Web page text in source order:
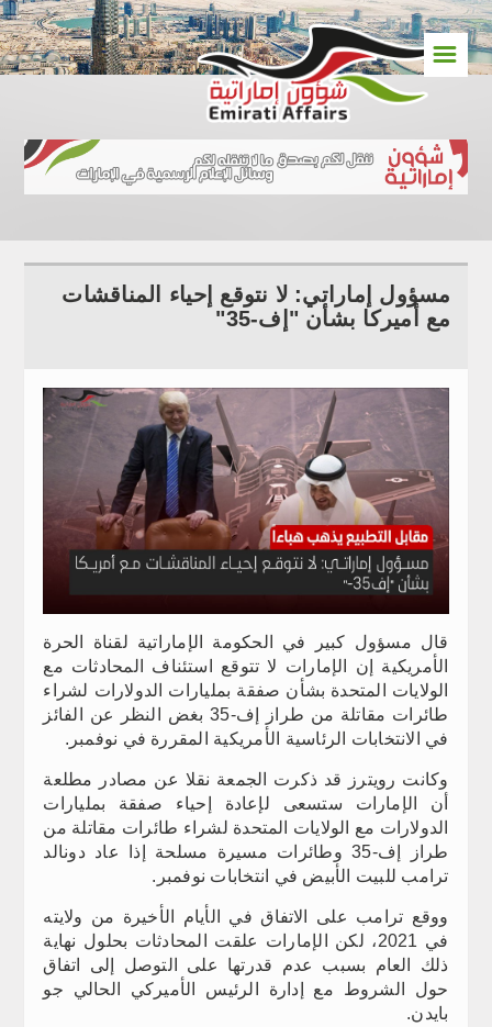
☰
مسؤول إماراتي: لا نتوقع إحياء المناقشات
مع أميركا بشأن "إف-35"
قال مسؤول كبير في الحكومة الإماراتية لقناة الحرة
الأمريكية إن الإمارات لا تتوقع استئناف المحادثات مع
الولايات المتحدة بشأن صفقة بمليارات الدولارات لشراء
طائرات مقاتلة من طراز إف-35 بغض النظر عن الفائز
في الانتخابات الرئاسية الأمريكية المقررة في نوفمبر.
وكانت رويترز قد ذكرت الجمعة نقلا عن مصادر مطلعة
أن الإمارات ستسعى لإعادة إحياء صفقة بمليارات
الدولارات مع الولايات المتحدة لشراء طائرات مقاتلة من
طراز إف-35 وطائرات مسيرة مسلحة إذا عاد دونالد
ترامب للبيت الأبيض في انتخابات نوفمبر.
ووقع ترامب على الاتفاق في الأيام الأخيرة من ولايته
في 2021، لكن الإمارات علقت المحادثات بحلول نهاية
ذلك العام بسبب عدم قدرتها على التوصل إلى اتفاق
حول الشروط مع إدارة الرئيس الأميركي الحالي جو
بايدن.